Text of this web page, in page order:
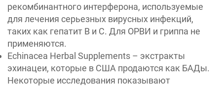
рекомбинантного интерферона, используемые
для лечения серьезных вирусных инфекций,
таких как гепатит B и C. Для ОРВИ и гриппа не
применяются.
Echinacea Herbal Supplements – экстракты
эхинацеи, которые в США продаются как БАДы.
Некоторые исследования показывают